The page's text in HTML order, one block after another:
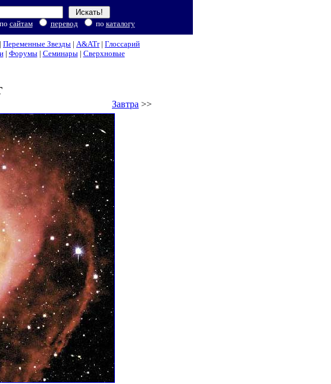
по сайтам перевод по каталогу
| Переменные Звезды | A&ATr| Глоссарий
| Форумы| Семинары| Сверхновые
Завтра >>